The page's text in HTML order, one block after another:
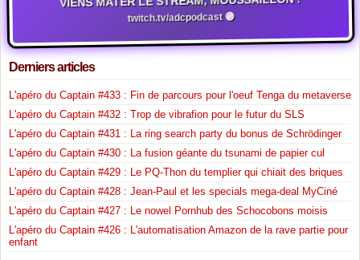
twitch.tv/adcpodcast 🟣
Derniers articles
L'apéro du Captain #433 : Fin de parcours pour l'oeuf Tenga du metaverse
L'apéro du Captain #432 : Trop de vibrafion pour le futur du SLS
L'apéro du Captain #431 : La ring search party du bonus de Schrödinger
L'apéro du Captain #430 : La fusion géante du tsunami de papier cul
L'apéro du Captain #429 : Le PQ-Thon du templier qui chiait des briques
L'apéro du Captain #428 : Jean-Paul et les specials mega-deal MyCiné
L'apéro du Captain #427 : Le nowel Pornhub des Schocobons moisis
L'apéro du Captain #426 : L'automatisation Amazon de la rave partie pour
enfant